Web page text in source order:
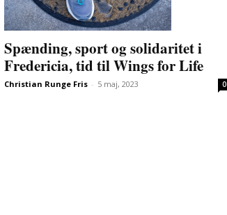
Spænding, sport og solidaritet i
Fredericia, tid til Wings for Life
Christian Runge Fris - 5 maj, 2023 0